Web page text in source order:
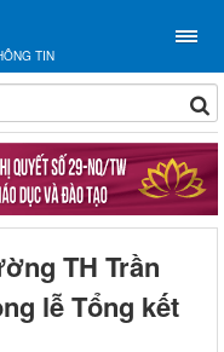
TIN
TH Trần
lễ Tổng kết